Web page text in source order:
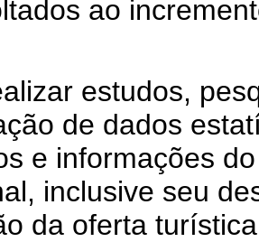
ao
estudos,
de dados
e informações
inclusive seu
da oferta